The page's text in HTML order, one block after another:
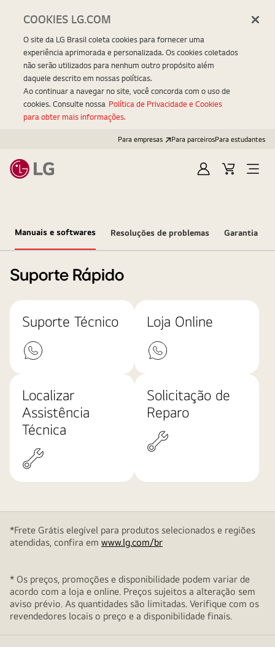
Para empresas Para parceirosPara estudantes
EntrarCarrinhoOpen
Manuais e softwares Resoluções de problemas Garantia
Suporte Rápido
Suporte Técnico Loja Online
Localizar
Assistência
Técnica
Solicitação de
Reparo
*Frete Grátis elegível para produtos selecionados e regiões
atendidas, confira em www.lg.com/br
* Os preços, promoções e disponibilidade podem variar de
acordo com a loja e online. Preços sujeitos a alteração sem
aviso prévio. As quantidades são limitadas. Verifique com os
revendedores locais o preço e a disponibilidade finais.
COOKIES LG.COM
O site da LG Brasil coleta cookies para fornecer uma
experiência aprimorada e personalizada. Os cookies coletados
não serão utilizados para nenhum outro propósito além
daquele descrito em nossas políticas.
Ao continuar a navegar no site, você concorda com o uso de
cookies. Consulte nossa Política de Privacidade e Cookies
para obter mais informações.